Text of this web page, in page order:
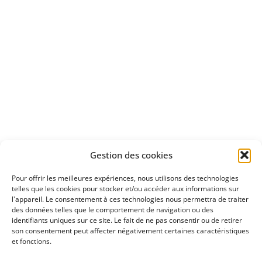
Gestion des cookies
Pour offrir les meilleures expériences, nous utilisons des technologies
telles que les cookies pour stocker et/ou accéder aux informations sur
l'appareil. Le consentement à ces technologies nous permettra de traiter
des données telles que le comportement de navigation ou des
identifiants uniques sur ce site. Le fait de ne pas consentir ou de retirer
son consentement peut affecter négativement certaines caractéristiques
et fonctions.
Découvrez